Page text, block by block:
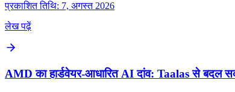
प्रकाशित तिथि: 7, अगस्त 2026
लेख पढ़ें
AMD का हार्डवेयर-आधारित AI दांव: Taalas से बदल